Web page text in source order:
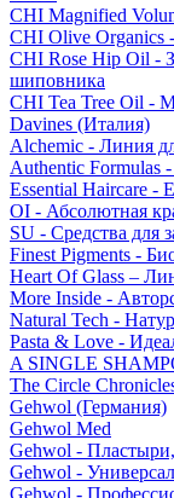
CHI Magnified
CHI Olive Organics
CHI Rose Hip Oil -
шиповника
CHI Tea Tree Oil -
Davines (Италия)
Alchemic - Линия
Authentic Formulas
Essential Haircare -
OI - Абсолютная
SU - Средства для
Finest Pigments -
Heart Of Glass –
More Inside -
Natural Tech -
Pasta & Love -
A SINGLE
The Circle
Gehwol (Германия)
Gehwol Med
Gehwol -
Gehwol -
Gehwol -